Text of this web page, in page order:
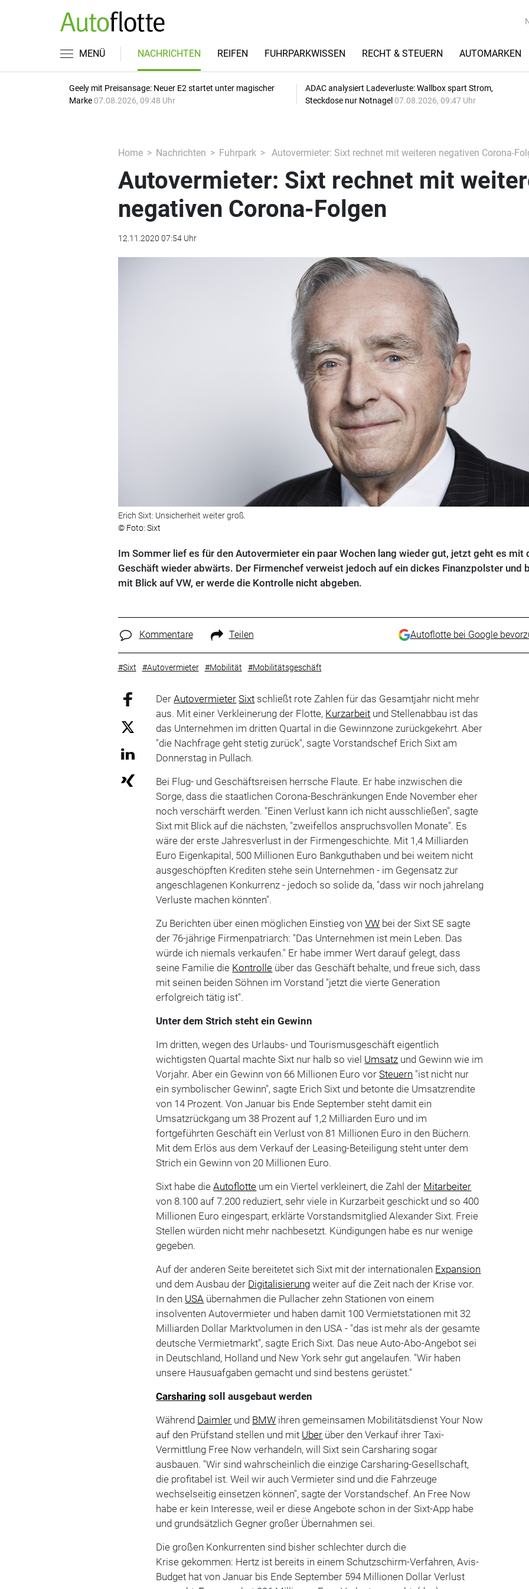
MENÜ NACHRICHTEN REIFEN FUHRPARKWISSEN RECHT & STEUERN AUTOMARKEN
Geely mit Preisansage: Neuer E2 startet unter magischer
Marke 07.08.2026, 09:48 Uhr
ADAC analysiert Ladeverluste: Wallbox spart Strom,
Steckdose nur Notnagel 07.08.2026, 09:47 Uhr
Home Nachrichten Fuhrpark Autovermieter: Sixt rechnet mit weiteren negativen Corona-
Autovermieter: Sixt rechnet mit
negativen Corona-Folgen
12.11.2020 07:54 Uhr
Erich Sixt: Unsicherheit weiter groß.
© Foto: Sixt
Im Sommer lief es für den Autovermieter ein paar Wochen lang wieder gut, jetzt geht es mit
Geschäft wieder abwärts. Der Firmenchef verweist jedoch auf ein dickes Finanzpolster und
mit Blick auf VW, er werde die Kontrolle nicht abgeben.
Kommentare Teilen Autoflotte bei Google
#Sixt #Autovermieter #Mobilität #Mobilitätsgeschäft
DerAutovermieter Sixt schließt rote Zahlen für das Gesamtjahr nicht mehr
aus. Mit einer Verkleinerung der Flotte, Kurzarbeit und Stellenabbau ist das
das Unternehmen im dritten Quartal in die Gewinnzone zurückgekehrt. Aber
"die Nachfrage geht stetig zurück", sagte Vorstandschef Erich Sixt am
Donnerstag in Pullach.
Bei Flug- und Geschäftsreisen herrsche Flaute. Er habe inzwischen die
Sorge, dass die staatlichen Corona-Beschränkungen Ende November eher
noch verschärft werden. "Einen Verlust kann ich nicht ausschließen", sagte
Sixt mit Blick auf die nächsten, "zweifellos anspruchsvollen Monate". Es
wäre der erste Jahresverlust in der Firmengeschichte. Mit 1,4 Milliarden
Euro Eigenkapital, 500 Millionen Euro Bankguthaben und bei weitem nicht
ausgeschöpften Krediten stehe sein Unternehmen - im Gegensatz zur
angeschlagenen Konkurrenz - jedoch so solide da, "dass wir noch jahrelang
Verluste machen könnten".
Zu Berichten über einen möglichen Einstieg vonVW bei der Sixt SE sagte
der 76-jährige Firmenpatriarch: "Das Unternehmen ist mein Leben. Das
würde ich niemals verkaufen." Er habe immer Wert darauf gelegt, dass
seine Familie die Kontrolle über das Geschäft behalte, und freue sich, dass
mit seinen beiden Söhnen im Vorstand "jetzt die vierte Generation
erfolgreich tätig ist".
Unter dem Strich steht ein Gewinn
Im dritten, wegen des Urlaubs- und Tourismusgeschäft eigentlich
wichtigsten Quartal machte Sixt nur halb so viel Umsatz und Gewinn wie im
Vorjahr. Aber ein Gewinn von 66 Millionen Euro vorSteuern "ist nicht nur
ein symbolischer Gewinn", sagte Erich Sixt und betonte die Umsatzrendite
von 14 Prozent. Von Januar bis Ende September steht damit ein
Umsatzrückgang um 38 Prozent auf 1,2 Milliarden Euro und im
fortgeführten Geschäft ein Verlust von 81 Millionen Euro in den Büchern.
Mit dem Erlös aus dem Verkauf der Leasing-Beteiligung steht unter dem
Strich ein Gewinn von 20 Millionen Euro.
Sixt habe dieAutoflotte um ein Viertel verkleinert, die Zahl der Mitarbeiter
von 8.100 auf 7.200 reduziert, sehr viele in Kurzarbeit geschickt und so 400
Millionen Euro eingespart, erklärte Vorstandsmitglied Alexander Sixt. Freie
Stellen würden nicht mehr nachbesetzt. Kündigungen habe es nur wenige
gegeben.
Auf der anderen Seite bereitetet sich Sixt mit der internationalen Expansion
und dem Ausbau der Digitalisierung weiter auf die Zeit nach der Krise vor.
In den USA übernahmen die Pullacher zehn Stationen von einem
insolventen Autovermieter und haben damit 100 Vermietstationen mit 32
Milliarden Dollar Marktvolumen in den USA - "das ist mehr als der gesamte
deutsche Vermietmarkt", sagte Erich Sixt. Das neue Auto-Abo-Angebot sei
in Deutschland, Holland und New York sehr gut angelaufen. "Wir haben
unsere Hausuafgaben gemacht und sind bestens gerüstet."
Carsharing soll ausgebaut werden
Während Daimler und BMW ihren gemeinsamen Mobilitätsdienst Your Now
auf den Prüfstand stellen und mit Uber über den Verkauf ihrer Taxi-
Vermittlung Free Now verhandeln, will Sixt sein Carsharing sogar
ausbauen. "Wir sind wahrscheinlich die einzige Carsharing-Gesellschaft,
die profitabel ist. Weil wir auch Vermieter sind und die Fahrzeuge
wechselseitig einsetzen können", sagte der Vorstandschef. An Free Now
habe er kein Interesse, weil er diese Angebote schon in der Sixt-App habe
und grundsätzlich Gegner großer Übernahmen sei.
Die großen Konkurrenten sind bisher schlechter durch die
Krise gekommen: Hertz ist bereits in einem Schutzschirm-Verfahren, Avis-
Budget hat von Januar bis Ende September 594 Millionen Dollar Verlust